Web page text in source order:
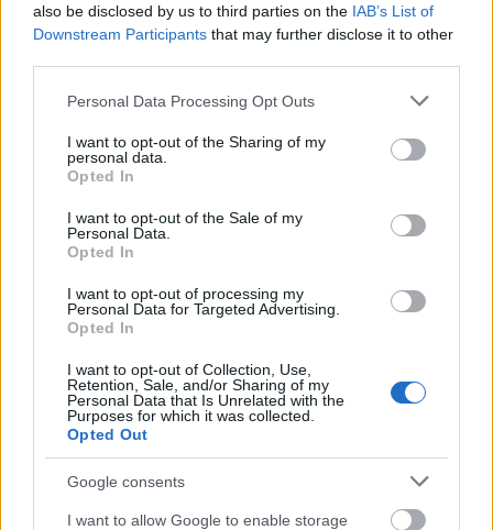
also be disclosed by us to third parties on the IAB’s List of
Downstream Participants that may further disclose it to other
Please note that this website/app uses one or more Google
not limited to your visit or usage behaviour. You may click to
grant or deny consent to Google and its third-party tags to
use your data for below specified purposes in below Google
consent section.
Personal Data Processing Opt Outs
I want to opt-out of the Sharing of my
personal data.
Opted In
I want to opt-out of the Sale of my
Personal Data.
Opted In
I want to opt-out of processing my
Personal Data for Targeted Advertising.
Opted In
I want to opt-out of Collection, Use,
Retention, Sale, and/or Sharing of my
Personal Data that Is Unrelated with the
Purposes for which it was collected.
Opted Out
Google consents
I want to allow Google to enable storage
szöveg mellbevágóan hat.
Palotanegyedcímű előadását láthatja a
ezt gondolja Samba, aki Guineából indul
Párizsba, hogy eleget tegyen a
bátyja özvegyét. A színházi road-movie
Samba fordulatos kalandjait meséli el,
talán kicsit magunkra is ismerünk bennük. Az
eredetileg amatőr színházba készült darabot
bemutatták.
Frankofón felolvasószínház
Szkéné Színház